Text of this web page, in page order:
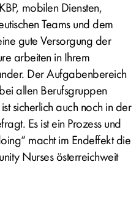
mobilen Diensten,
Teams und dem
gute Versorgung der
arbeiten in Ihrem
Der Aufgabenbereich
allen Berufsgruppen
sicherlich auch noch in der
Es ist ein Prozess und
macht im Endeffekt die
Nurses österreichweit